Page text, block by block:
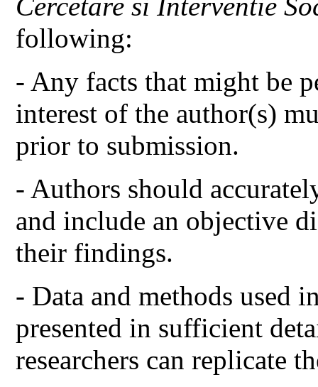
Cercetare si Interventie
following:
- Any facts that might be
interest of the author(s)
prior to submission.
- Authors should
and include an objective
their findings.
- Data and methods used
presented in sufficient
researchers can replicate